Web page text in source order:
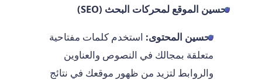
تحسين الموقع لمحركات البحث (SEO)
تحسين المحتوى: استخدم كلمات مفتاحية
متعلقة بمجالك في النصوص والعناوين
والروابط لتزيد من ظهور موقعك في نتائج